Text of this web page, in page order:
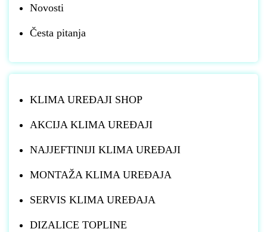
Novosti
Česta pitanja
KLIMA UREĐAJI SHOP
AKCIJA KLIMA UREĐAJI
NAJJEFTINIJI KLIMA UREĐAJI
MONTAŽA KLIMA UREĐAJA
SERVIS KLIMA UREĐAJA
DIZALICE TOPLINE